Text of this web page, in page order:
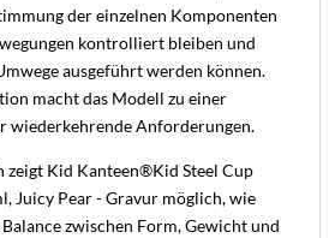
der einzelnen Komponenten
kontrolliert bleiben und
ausgeführt werden können.
macht das Modell zu einer
wiederkehrende Anforderungen.
zeigt Kid Kanteen®Kid Steel Cup
Juicy Pear - Gravur möglich, wie
zwischen Form, Gewicht und